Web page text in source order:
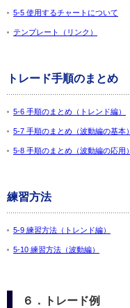
5-5 使用するチャートについて
テンプレート（リンク）
トレード手順のまとめ
5-6 手順のまとめ（トレンド編）
5-7 手順のまとめ（波動編の基本）
5-8 手順のまとめ（波動編の応用）
練習方法
5-9 練習方法（トレンド編）
5-10 練習方法（波動編）
６．トレード例